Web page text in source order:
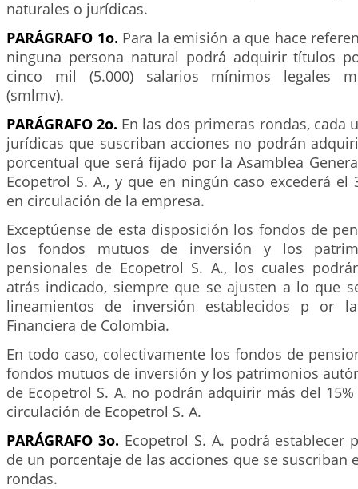
naturales o jurídicas.
PARÁGRAFO 1o. Para la emisión a que hace
ninguna persona natural podrá adquirir títulos
cinco mil (5.000) salarios mínimos legales
(smlmv).
PARÁGRAFO 2o. En las dos primeras rondas, cada
jurídicas que suscriban acciones no podrán
porcentual que será fijado por la Asamblea
Ecopetrol S. A., y que en ningún caso excederá el
en circulación de la empresa.
Exceptúense de esta disposición los fondos de
los fondos mutuos de inversión y los
pensionales de Ecopetrol S. A., los cuales
atrás indicado, siempre que se ajusten a lo que
lineamientos de inversión establecidos p or la
Financiera de Colombia.
En todo caso, colectivamente los fondos de
fondos mutuos de inversión y los patrimonios
de Ecopetrol S. A. no podrán adquirir más del
circulación de Ecopetrol S. A.
PARÁGRAFO 3o. Ecopetrol S. A. podrá establecer
de un porcentaje de las acciones que se suscriban
rondas.